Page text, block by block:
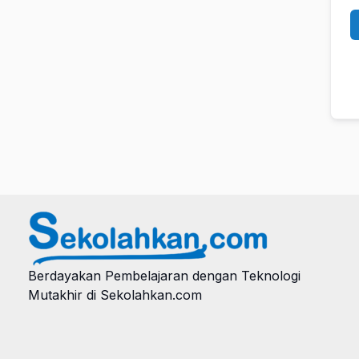
Berdayakan Pembelajaran dengan Teknologi
Mutakhir di Sekolahkan.com